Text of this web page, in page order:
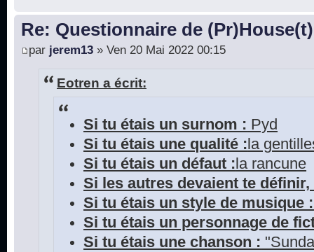
Re: Questionnaire de (Pr)House(t)
par jerem13 » Ven 20 Mai 2022 00:15
Eotren a écrit:
Si tu étais un surnom : Pyd
Si tu étais une qualité : la
Si tu étais un défaut : la rancune
Si les autres devaient te
Si tu étais un style de musique :
Si tu étais un personnage de
Si tu étais une chanson :